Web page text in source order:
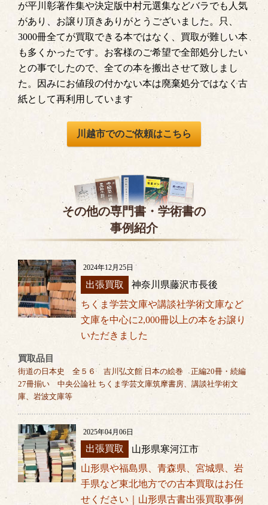
が平川彰著作集や決定版中村元選集などバラでも人気
があり、お譲り頂きありがとうございました。只、
3000冊全てが買取できる本ではなく、買取が難しい本
も多くかったです。お客様のご希望で全部処分したい
との事でしたので、全ての本を搬出させて致しまし
た。因みにお値段の付かない本は廃棄処分ではなく古
紙として再利用しています
川越市でのご依頼はこちら
その他の専門書・学術書の
事例紹介
2024年12月25日
出張買取
神奈川県藤沢市長後
ちくま学芸文庫や講談社学術文庫など
文庫を中心に2,000冊以上の本をお譲り
いただきました
買取品目
街道の日本史 全５６ 吉川弘文館 日本の絵巻 正編20冊・続編
27冊揃い 中央公論社 ちくま学芸文庫筑摩書房、講談社学術文
庫、岩波文庫等
2025年04月06日
出張買取
山形県寒河江市
山形県や福島県、青森県、宮城県、岩
手県など東北地方での古本買取はお任
せください｜山形県古書出張買取事例